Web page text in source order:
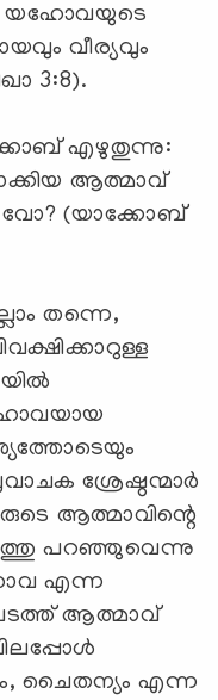
യഹോവയുടെ
വീര്യവും
3:8).
എഴുതുന്നു:
ആത്മാവ്
(യാക്കോബ്
തന്നെ,
ശ്രേഷ്ഠന്മാര്‍
ആത്മാവിന്റെ
പറഞ്ഞുവെന്നു
എന്ന
ആത്മാവ്
ചൈതന്യം എന്ന